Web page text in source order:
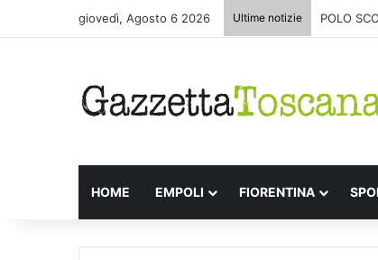
giovedì, Agosto 6 2026 Ultime notizie POLO
HOME EMPOLI FIORENTINA